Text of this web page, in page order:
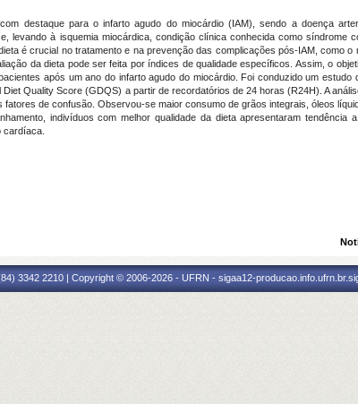
destaque para o infarto agudo do miocárdio (IAM), sendo a doença
à isquemia miocárdica, condição clínica conhecida como síndrome
é crucial no tratamento e na prevenção das complicações pós-IAM, como
da dieta pode ser feita por índices de qualidade específicos. Assim, o
após um ano do infarto agudo do miocárdio. Foi conduzido um
Quality Score (GDQS) a partir de recordatórios de 24 horas (R24H). A
de confusão. Observou-se maior consumo de grãos integrais, óleos
indivíduos com melhor qualidade da dieta apresentaram tendência
cardíaca.
3342 2210 | Copyright © 2006-2026 - UFRN - sigaa12-